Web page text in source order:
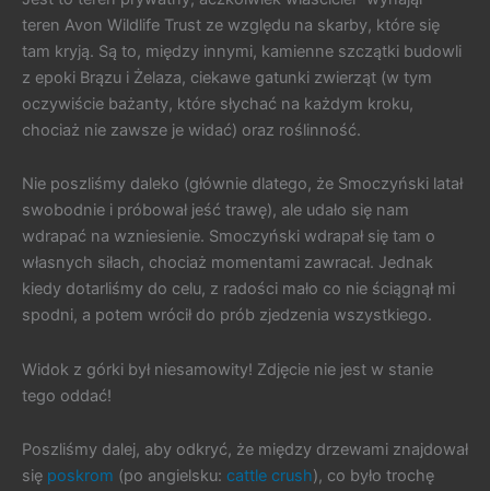
teren Avon Wildlife Trust ze względu na skarby, które się
tam kryją. Są to, między innymi, kamienne szczątki budowli
z epoki Brązu i Żelaza, ciekawe gatunki zwierząt (w tym
oczywiście bażanty, które słychać na każdym kroku,
chociaż nie zawsze je widać) oraz roślinność.
Nie poszliśmy daleko (głównie dlatego, że Smoczyński latał
swobodnie i próbował jeść trawę), ale udało się nam
wdrapać na wzniesienie. Smoczyński wdrapał się tam o
własnych siłach, chociaż momentami zawracał. Jednak
kiedy dotarliśmy do celu, z radości mało co nie ściągnął mi
spodni, a potem wrócił do prób zjedzenia wszystkiego.
Widok z górki był niesamowity! Zdjęcie nie jest w stanie
tego oddać!
Poszliśmy dalej, aby odkryć, że między drzewami znajdował
się poskrom (po angielsku: cattle crush), co było trochę